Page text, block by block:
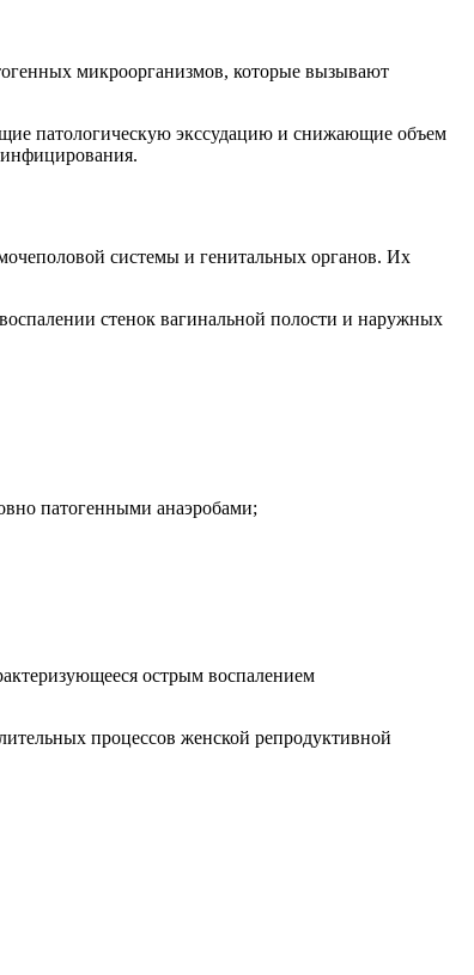
микроорганизмов, которые вызывают
патологическую экссудацию и снижающие объем
системы и генитальных органов. Их
стенок вагинальной полости и наружных
патогенными анаэробами;
острым воспалением
процессов женской репродуктивной